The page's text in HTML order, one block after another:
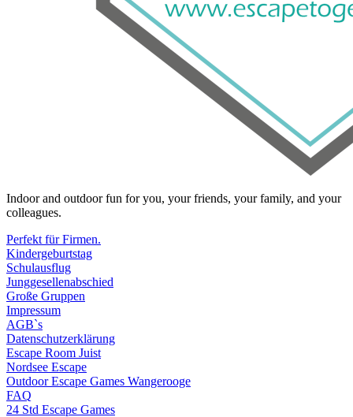
Indoor and outdoor fun for you, your friends, your family, and your
colleagues.
Perfekt für Firmen.
Kindergeburtstag
Schulausflug
Junggesellenabschied
Große Gruppen
Impressum
AGB`s
Datenschutzerklärung
Escape Room Juist
Nordsee Escape
Outdoor Escape Games Wangerooge
FAQ
24 Std Escape Games